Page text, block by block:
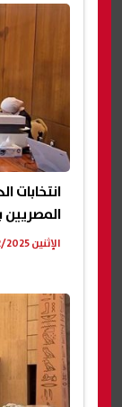
انتخابات
المصريين
الإثنين 08/12/2025 11:16 ص